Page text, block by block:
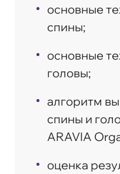
основные
спины;
основные
головы;
алгоритм
спины и
ARAVIA
оценка